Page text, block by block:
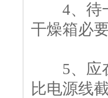
4、待一
干燥箱必
5、应在
比电源线